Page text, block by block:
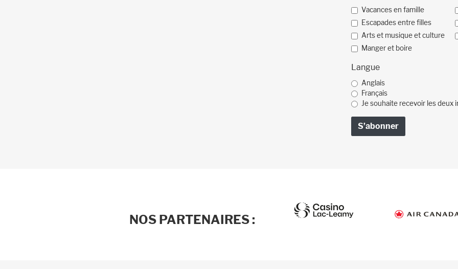
Vacances en famille
Escapades entre filles
Arts et musique et culture
Manger et boire
Langue
Anglais
Français
Je souhaite recevoir les deux
NOS PARTENAIRES :